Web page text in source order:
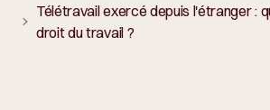
Télétravail exercé depuis l'étranger :
droit du travail ?